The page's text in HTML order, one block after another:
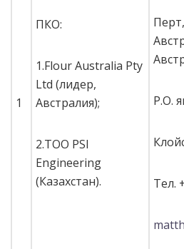
1
ПКО:
1.Flour Australia Pty
Ltd (лидер,
Австралия);
2.ТОО PSI
Engineering
(Казахстан).
P.O.
Тел.